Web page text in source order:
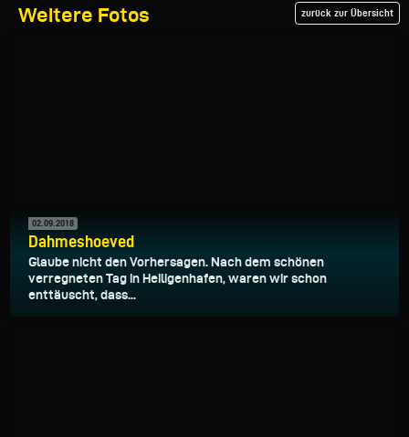
Weitere Fotos zurück zur Übersicht
02.09.2018
Dahmeshoeved
Glaube nicht den Vorhersagen. Nach dem schönen
verregneten Tag in Heiligenhafen, waren wir schon
enttäuscht, dass...